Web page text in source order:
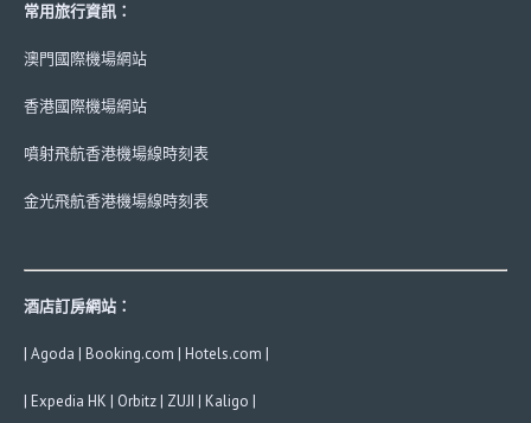
常用旅行資訊：
澳門國際機場網站
香港國際機場網站
噴射飛航香港機場線時刻表
金光飛航香港機場線時刻表
酒店訂房網站：
| Agoda | Booking.com | Hotels.com |
| Expedia HK | Orbitz | ZUJI | Kaligo |